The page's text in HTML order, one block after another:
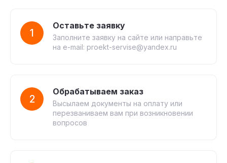
1
Оставьте заявку
Заполните заявку на сайте или направьте
на e-mail: proekt-servise@yandex.ru
2
Обрабатываем заказ
Высылаем документы на оплату или
перезваниваем вам при возникновении
вопросов